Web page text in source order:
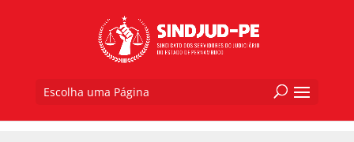
Escolha uma Página